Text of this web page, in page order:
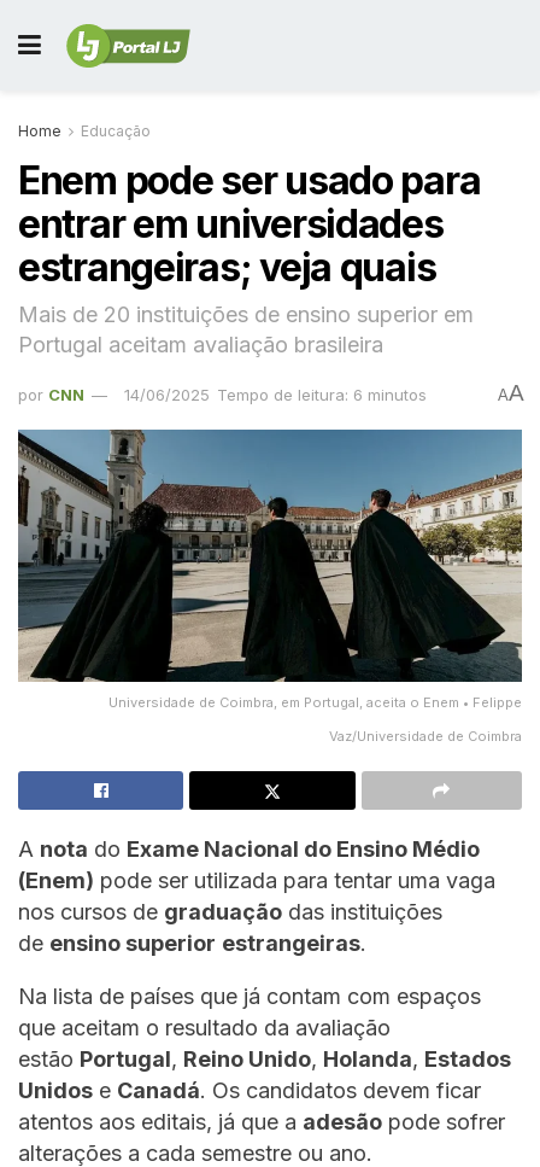
Home Educação
Enem pode ser usado para
entrar em universidades
estrangeiras; veja quais
Mais de 20 instituições de ensino superior em
Portugal aceitam avaliação brasileira
por CNN 14/06/2025 Tempo de leitura: 6 minutos AA
Universidade de Coimbra, em Portugal, aceita o Enem • Felippe
Vaz/Universidade de Coimbra
A nota do Exame Nacional do Ensino Médio
(Enem) pode ser utilizada para tentar uma vaga
nos cursos de graduação das instituições
de ensino superior estrangeiras.
Na lista de países que já contam com espaços
que aceitam o resultado da avaliação
estão Portugal, Reino Unido, Holanda, Estados
Unidos e Canadá. Os candidatos devem ficar
atentos aos editais, já que a adesão pode sofrer
alterações a cada semestre ou ano.